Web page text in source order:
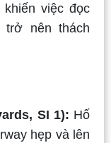
việc đọc
nên thách
SI 1): Hố
hẹp và lên